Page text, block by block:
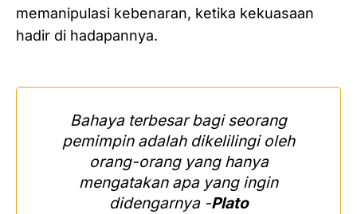
memanipulasi kebenaran, ketika kekuasaan
hadir di hadapannya.
Bahaya terbesar bagi seorang
pemimpin adalah dikelilingi oleh
orang-orang yang hanya
mengatakan apa yang ingin
didengarnya -Plato